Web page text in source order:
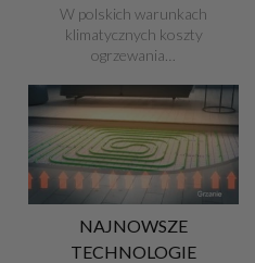
W polskich warunkach
klimatycznych koszty
ogrzewania…
NAJNOWSZE
TECHNOLOGIE